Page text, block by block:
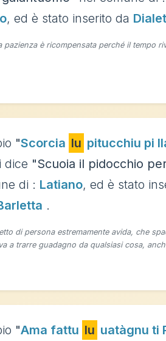
, ed è stato inserito da
pazienza è ricompensata perché il tempo
"Scorcia lu pitucchiu pi
dice "Scuoia il pidocchio
di : Latiano, ed è stato
.
di persona estremamente avida, che
a trarre guadagno da qualsiasi cosa,
"Ama fattu lu uatàgnu ti